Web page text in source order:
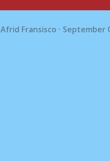
Afrid Fransisco September